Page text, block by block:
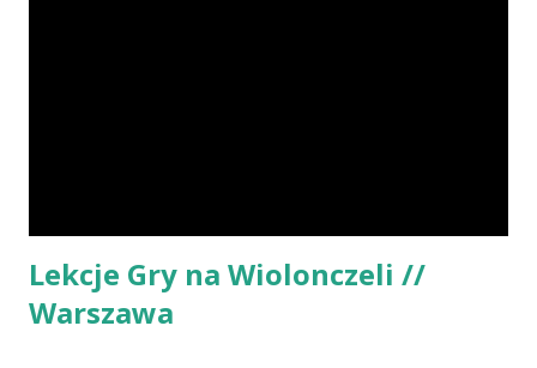
Lekcje Gry na Wiolonczeli //
Warszawa